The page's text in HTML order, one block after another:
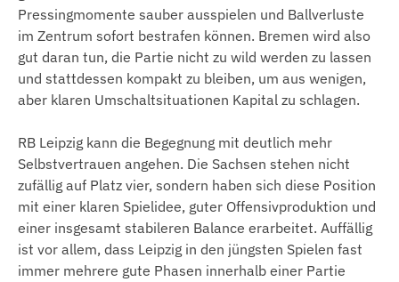
Pressingmomente sauber ausspielen und Ballverluste
im Zentrum sofort bestrafen können. Bremen wird also
gut daran tun, die Partie nicht zu wild werden zu lassen
und stattdessen kompakt zu bleiben, um aus wenigen,
aber klaren Umschaltsituationen Kapital zu schlagen.
RB Leipzig kann die Begegnung mit deutlich mehr
Selbstvertrauen angehen. Die Sachsen stehen nicht
zufällig auf Platz vier, sondern haben sich diese Position
mit einer klaren Spielidee, guter Offensivproduktion und
einer insgesamt stabileren Balance erarbeitet. Auffällig
ist vor allem, dass Leipzig in den jüngsten Spielen fast
immer mehrere gute Phasen innerhalb einer Partie